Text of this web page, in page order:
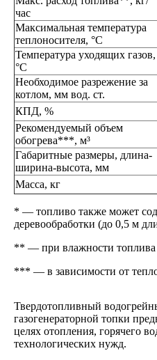
час
Максимальная температура
теплоносителя, °C
Температура уходящих газов,
°C
Необходимое разрежение за
котлом, мм вод. ст.
КПД, %
Рекомендуемый объем
обогрева***, м³
Габаритные размеры, длина-
ширина-высота, мм
Масса, кг
* — топливо также может
деревообработки (до 0,5 м
** — при влажности топлива
*** — в зависимости от
Твердотопливный
газогенераторной топки
целях отопления, горячего
технологических нужд.